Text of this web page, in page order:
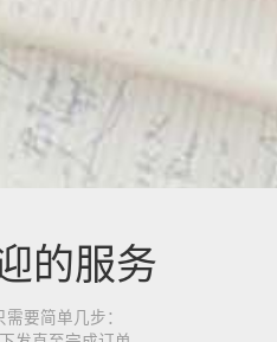
的服务
要简单几步：